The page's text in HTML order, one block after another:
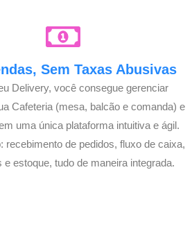
Sem Taxas Abusivas
Delivery, você consegue gerenciar
Cafeteria (mesa, balcão e comanda) e
uma única plataforma intuitiva e ágil.
recebimento de pedidos, fluxo de caixa,
e estoque, tudo de maneira integrada.